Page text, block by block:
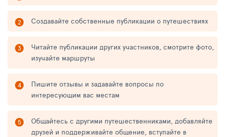
Создавайте собственные публикации о путешествиях
Читайте публикации других участников, смотрите фото,
изучайте маршруты
Пишите отзывы и задавайте вопросы по
интересующим вас местам
Общайтесь с другими путешественниками, добавляйте
друзей и поддерживайте общение, вступайте в